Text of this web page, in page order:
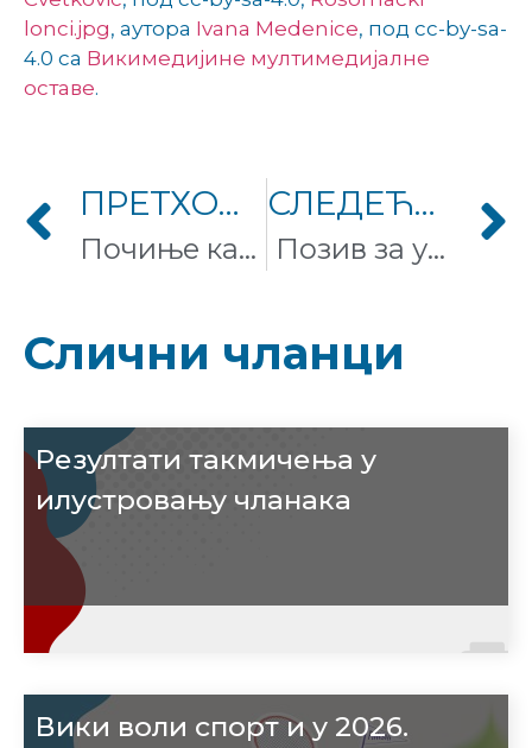
lonci.jpg, аутора Ivanа Medenicе, под cc-by-sa-
4.0 са Викимедијине мултимедијалне
оставе.
ПРЕТХОДНИ ЧЛАНАК
Почиње кампања уређивања референци #1lib1ref
СЛЕДЕЋИ ЧЛАНАК
Позив за учешће на конкурсу за финансирање пројеката
Слични чланци
Резултати такмичења у
илустровању чланака
Вики воли спорт и у 2026.